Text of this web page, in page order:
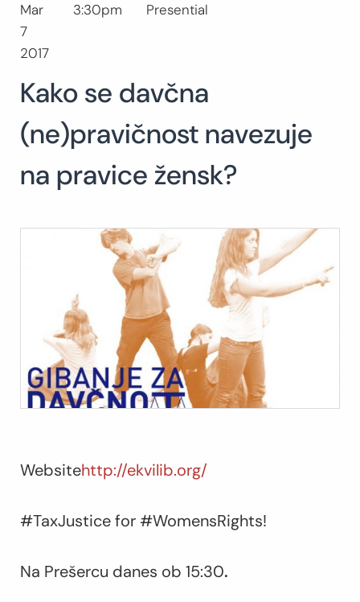
Mar
7
2017
3:30pm Presential
Kako se davčna
(ne)pravičnost navezuje
na pravice žensk?
Websitehttp://ekvilib.org/
#TaxJustice for #WomensRights!
Na Prešercu danes ob 15:30.